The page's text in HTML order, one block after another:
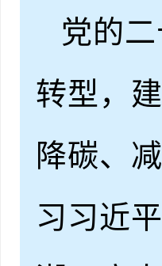
党的
转型，
降碳、
习习近